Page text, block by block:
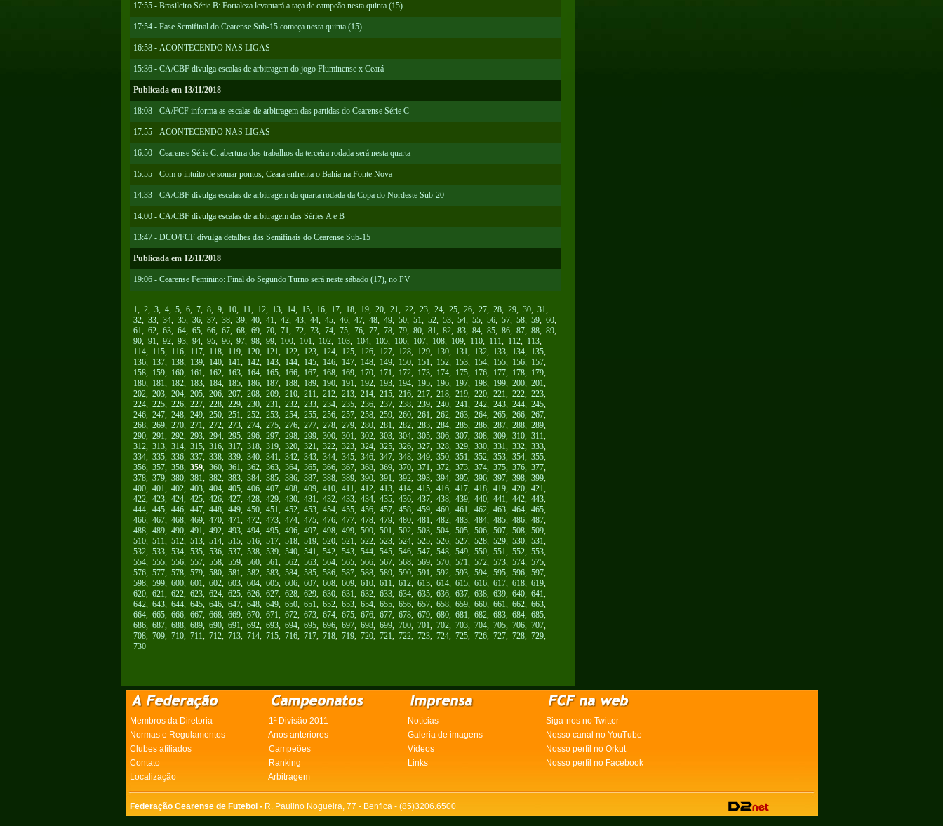
17:55 - Brasileiro Série B: Fortaleza levantará a taça de campeão nesta quinta (15)
17:54 - Fase Semifinal do Cearense Sub-15 começa nesta quinta (15)
16:58 - ACONTECENDO NAS LIGAS
15:36 - CA/CBF divulga escalas de arbitragem do jogo Fluminense x Ceará
Publicada em 13/11/2018
18:08 - CA/FCF informa as escalas de arbitragem das partidas do Cearense Série C
17:55 - ACONTECENDO NAS LIGAS
16:50 - Cearense Série C: abertura dos trabalhos da terceira rodada será nesta quarta
15:55 - Com o intuito de somar pontos, Ceará enfrenta o Bahia na Fonte Nova
14:33 - CA/CBF divulga escalas de arbitragem da quarta rodada da Copa do Nordeste Sub-20
14:00 - CA/CBF divulga escalas de arbitragem das Séries A e B
13:47 - DCO/FCF divulga detalhes das Semifinais do Cearense Sub-15
Publicada em 12/11/2018
19:06 - Cearense Feminino: Final do Segundo Turno será neste sábado (17), no PV
1, 2, 3, 4, 5, 6, 7, 8, 9, 10, 11, 12, 13, 14, 15, 16, 17, 18, 19, 20, 21, 22, 23, 24, 25, 26, 27, 28, 29, 30, 31,
32, 33, 34, 35, 36, 37, 38, 39, 40, 41, 42, 43, 44, 45, 46, 47, 48, 49, 50, 51, 52, 53, 54, 55, 56, 57, 58, 59, 60,
61, 62, 63, 64, 65, 66, 67, 68, 69, 70, 71, 72, 73, 74, 75, 76, 77, 78, 79, 80, 81, 82, 83, 84, 85, 86, 87, 88, 89,
90, 91, 92, 93, 94, 95, 96, 97, 98, 99, 100, 101, 102, 103, 104, 105, 106, 107, 108, 109, 110, 111, 112, 113,
114, 115, 116, 117, 118, 119, 120, 121, 122, 123, 124, 125, 126, 127, 128, 129, 130, 131, 132, 133, 134, 135,
136, 137, 138, 139, 140, 141, 142, 143, 144, 145, 146, 147, 148, 149, 150, 151, 152, 153, 154, 155, 156, 157,
158, 159, 160, 161, 162, 163, 164, 165, 166, 167, 168, 169, 170, 171, 172, 173, 174, 175, 176, 177, 178, 179,
180, 181, 182, 183, 184, 185, 186, 187, 188, 189, 190, 191, 192, 193, 194, 195, 196, 197, 198, 199, 200, 201,
202, 203, 204, 205, 206, 207, 208, 209, 210, 211, 212, 213, 214, 215, 216, 217, 218, 219, 220, 221, 222, 223,
224, 225, 226, 227, 228, 229, 230, 231, 232, 233, 234, 235, 236, 237, 238, 239, 240, 241, 242, 243, 244, 245,
246, 247, 248, 249, 250, 251, 252, 253, 254, 255, 256, 257, 258, 259, 260, 261, 262, 263, 264, 265, 266, 267,
268, 269, 270, 271, 272, 273, 274, 275, 276, 277, 278, 279, 280, 281, 282, 283, 284, 285, 286, 287, 288, 289,
290, 291, 292, 293, 294, 295, 296, 297, 298, 299, 300, 301, 302, 303, 304, 305, 306, 307, 308, 309, 310, 311,
312, 313, 314, 315, 316, 317, 318, 319, 320, 321, 322, 323, 324, 325, 326, 327, 328, 329, 330, 331, 332, 333,
334, 335, 336, 337, 338, 339, 340, 341, 342, 343, 344, 345, 346, 347, 348, 349, 350, 351, 352, 353, 354, 355,
356, 357, 358, 359, 360, 361, 362, 363, 364, 365, 366, 367, 368, 369, 370, 371, 372, 373, 374, 375, 376, 377,
378, 379, 380, 381, 382, 383, 384, 385, 386, 387, 388, 389, 390, 391, 392, 393, 394, 395, 396, 397, 398, 399,
400, 401, 402, 403, 404, 405, 406, 407, 408, 409, 410, 411, 412, 413, 414, 415, 416, 417, 418, 419, 420, 421,
422, 423, 424, 425, 426, 427, 428, 429, 430, 431, 432, 433, 434, 435, 436, 437, 438, 439, 440, 441, 442, 443,
444, 445, 446, 447, 448, 449, 450, 451, 452, 453, 454, 455, 456, 457, 458, 459, 460, 461, 462, 463, 464, 465,
466, 467, 468, 469, 470, 471, 472, 473, 474, 475, 476, 477, 478, 479, 480, 481, 482, 483, 484, 485, 486, 487,
488, 489, 490, 491, 492, 493, 494, 495, 496, 497, 498, 499, 500, 501, 502, 503, 504, 505, 506, 507, 508, 509,
510, 511, 512, 513, 514, 515, 516, 517, 518, 519, 520, 521, 522, 523, 524, 525, 526, 527, 528, 529, 530, 531,
532, 533, 534, 535, 536, 537, 538, 539, 540, 541, 542, 543, 544, 545, 546, 547, 548, 549, 550, 551, 552, 553,
554, 555, 556, 557, 558, 559, 560, 561, 562, 563, 564, 565, 566, 567, 568, 569, 570, 571, 572, 573, 574, 575,
576, 577, 578, 579, 580, 581, 582, 583, 584, 585, 586, 587, 588, 589, 590, 591, 592, 593, 594, 595, 596, 597,
598, 599, 600, 601, 602, 603, 604, 605, 606, 607, 608, 609, 610, 611, 612, 613, 614, 615, 616, 617, 618, 619,
620, 621, 622, 623, 624, 625, 626, 627, 628, 629, 630, 631, 632, 633, 634, 635, 636, 637, 638, 639, 640, 641,
642, 643, 644, 645, 646, 647, 648, 649, 650, 651, 652, 653, 654, 655, 656, 657, 658, 659, 660, 661, 662, 663,
664, 665, 666, 667, 668, 669, 670, 671, 672, 673, 674, 675, 676, 677, 678, 679, 680, 681, 682, 683, 684, 685,
686, 687, 688, 689, 690, 691, 692, 693, 694, 695, 696, 697, 698, 699, 700, 701, 702, 703, 704, 705, 706, 707,
708, 709, 710, 711, 712, 713, 714, 715, 716, 717, 718, 719, 720, 721, 722, 723, 724, 725, 726, 727, 728, 729,
730
Membros da Diretoria 1ª Divisão 2011 Notícias
Siga-nos no Twitter
Normas e Regulamentos
Anos anteriores Galeria de imagens
Nosso canal no YouTube
Clubes afiliados
Campeões Vídeos
Nosso perfil no Orkut
Contato
Ranking Links
Nosso perfil no Facebook
Localização
Arbitragem
Federação Cearense de Futebol - R. Paulino Nogueira, 77 - Benfica - (85)3206.6500